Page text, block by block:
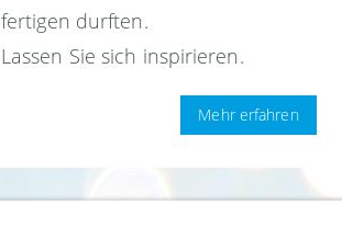
fertigen durften.
Lassen Sie sich inspirieren.
Mehr erfahren